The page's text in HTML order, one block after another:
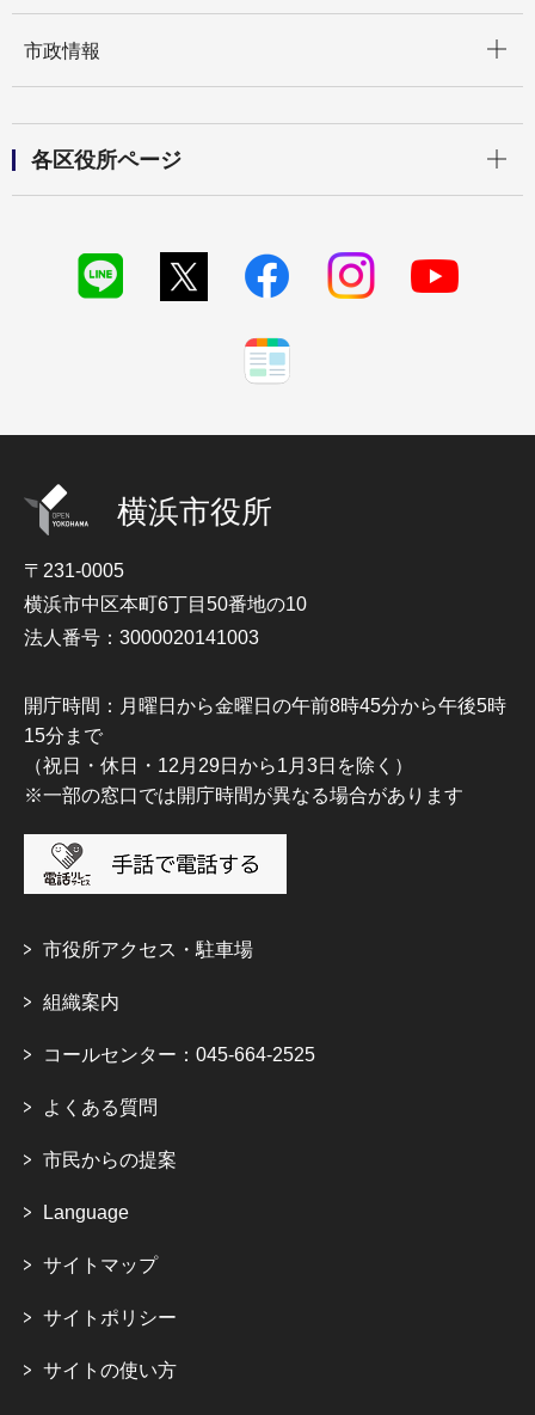
市政情報
各区役所ページ
横浜市役所
〒231-0005
横浜市中区本町6丁目50番地の10
法人番号：3000020141003
開庁時間：月曜日から金曜日の午前8時45分から午後5時
15分まで
（祝日・休日・12月29日から1月3日を除く）
※一部の窓口では開庁時間が異なる場合があります
市役所アクセス・駐車場
組織案内
コールセンター：045-664-2525
よくある質問
市民からの提案
Language
サイトマップ
サイトポリシー
サイトの使い方